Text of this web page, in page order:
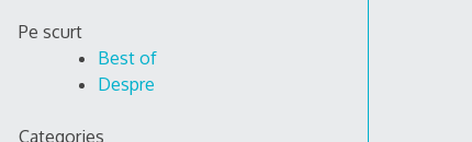
Pe scurt
Best of
Despre
Categories